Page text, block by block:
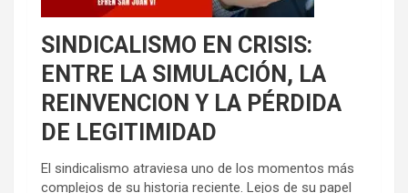
SINDICALISMO EN CRISIS:
ENTRE LA SIMULACIÓN, LA
REINVENCION Y LA PÉRDIDA
DE LEGITIMIDAD
El sindicalismo atraviesa uno de los momentos más
complejos de su historia reciente. Lejos de su papel